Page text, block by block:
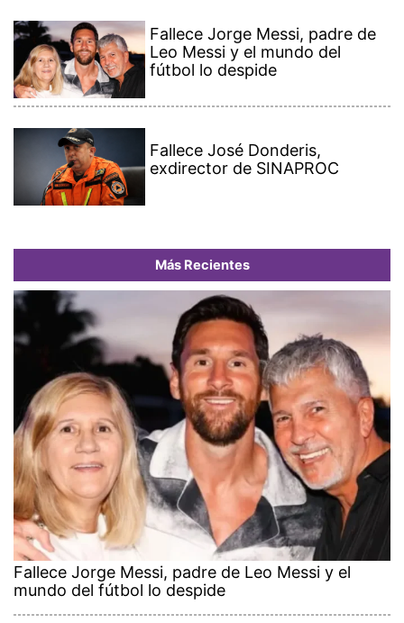
Fallece Jorge Messi, padre de
Leo Messi y el mundo del
fútbol lo despide
Fallece José Donderis,
exdirector de SINAPROC
Más Recientes
Fallece Jorge Messi, padre de Leo Messi y el
mundo del fútbol lo despide